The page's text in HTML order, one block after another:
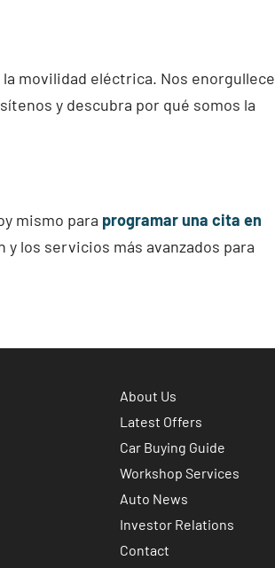
movilidad eléctrica. Nos enorgullece
y descubra por qué somos la
mismo para programar una cita en
los servicios más avanzados para
About Us
Latest Offers
Car Buying Guide
Workshop Services
Auto News
Investor Relations
Contact